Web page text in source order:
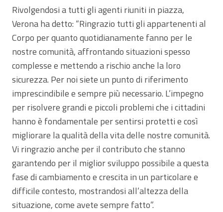
Rivolgendosi a tutti gli agenti riuniti in piazza,
Verona ha detto: “Ringrazio tutti gli appartenenti al
Corpo per quanto quotidianamente fanno per le
nostre comunità, affrontando situazioni spesso
complesse e mettendo a rischio anche la loro
sicurezza. Per noi siete un punto di riferimento
imprescindibile e sempre più necessario. L’impegno
per risolvere grandi e piccoli problemi che i cittadini
hanno è fondamentale per sentirsi protetti e così
migliorare la qualità della vita delle nostre comunità.
Vi ringrazio anche per il contributo che stanno
garantendo per il miglior sviluppo possibile a questa
fase di cambiamento e crescita in un particolare e
difficile contesto, mostrandosi all’altezza della
situazione, come avete sempre fatto”.